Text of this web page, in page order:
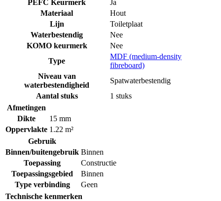
PEFC Keurmerk
Ja
Materiaal
Hout
Lijn
Toiletplaat
Waterbestendig
Nee
KOMO keurmerk
Nee
Type
MDF (medium-density
fibreboard)
Niveau van
waterbestendigheid
Spatwaterbestendig
Aantal stuks
1 stuks
Afmetingen
Dikte
15 mm
Oppervlakte 1.22 m²
Gebruik
Binnen/buitengebruik Binnen
Toepassing
Constructie
Toepassingsgebied
Binnen
Type verbinding
Geen
Technische kenmerken